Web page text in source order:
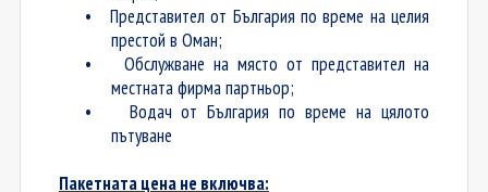
•
Представител от България по време на целия
престой в Оман;
•
Обслужване на място от представител на
местната фирма партньор;
•
Водач от България по време на цялото
пътуване
Пакетната цена не включва: